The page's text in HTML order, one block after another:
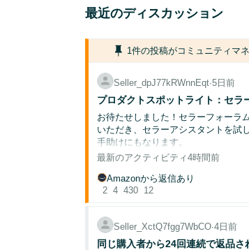
最近のディスカッション
1件の投稿がコミュニティマ
Seller_dpJ77kRWnnEqt∙5日前
プロダクトスポットライト：セラ
お待たせしました！セラーフォーラ
いただき、セラーアシスタントを試
手助けにもなります。
セラーアシスタントに聞けることの例
「私の出品を確認して、箇条
最新のアクティビティ4時間前
Amazonから返信あり
2 4 430 12
Seller_XctQ7fgg7WbCO∙4日前
同じ購入者から24回連続で返品さ